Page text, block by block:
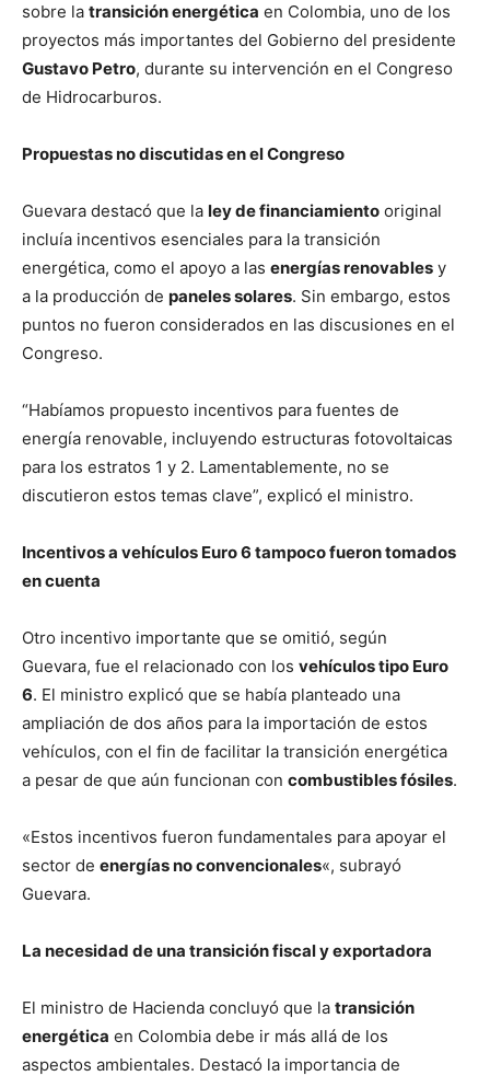
sobre la transición energética en Colombia, uno de los
proyectos más importantes del Gobierno del presidente
Gustavo Petro, durante su intervención en el Congreso
de Hidrocarburos.
Propuestas no discutidas en el Congreso
Guevara destacó que la ley de financiamiento original
incluía incentivos esenciales para la transición
energética, como el apoyo a las energías renovables y
a la producción de paneles solares. Sin embargo, estos
puntos no fueron considerados en las discusiones en el
Congreso.
“Habíamos propuesto incentivos para fuentes de
energía renovable, incluyendo estructuras fotovoltaicas
para los estratos 1 y 2. Lamentablemente, no se
discutieron estos temas clave”, explicó el ministro.
Incentivos a vehículos Euro 6 tampoco fueron tomados
en cuenta
Otro incentivo importante que se omitió, según
Guevara, fue el relacionado con los vehículos tipo Euro
6. El ministro explicó que se había planteado una
ampliación de dos años para la importación de estos
vehículos, con el fin de facilitar la transición energética
a pesar de que aún funcionan con combustibles fósiles.
«Estos incentivos fueron fundamentales para apoyar el
sector de energías no convencionales«, subrayó
Guevara.
La necesidad de una transición fiscal y exportadora
El ministro de Hacienda concluyó que la transición
energética en Colombia debe ir más allá de los
aspectos ambientales. Destacó la importancia de